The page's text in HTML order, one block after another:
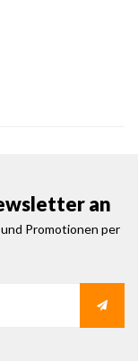
an
Promotionen per